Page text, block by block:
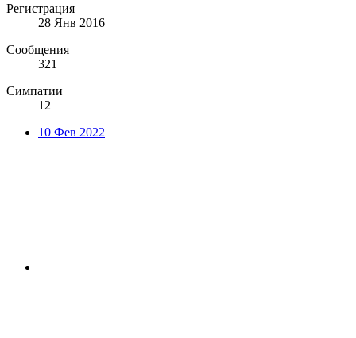
Регистрация
28 Янв 2016
Сообщения
321
Симпатии
12
10 Фев 2022